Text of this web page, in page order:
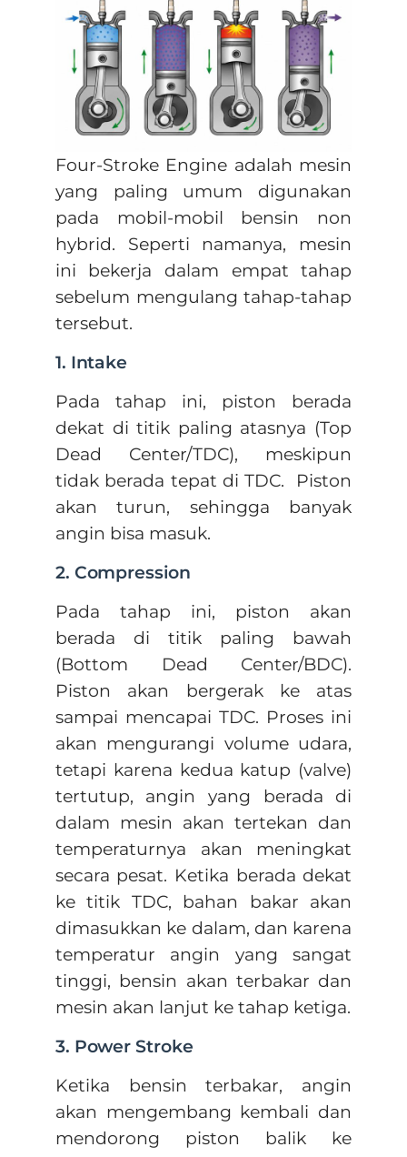
Four-Stroke Engine adalah mesin
yang paling umum digunakan
pada mobil-mobil bensin non
hybrid. Seperti namanya, mesin
ini bekerja dalam empat tahap
sebelum mengulang tahap-tahap
tersebut.
1. Intake
Pada tahap ini, piston berada
dekat di titik paling atasnya (Top
Dead Center/TDC), meskipun
tidak berada tepat di TDC. Piston
akan turun, sehingga banyak
angin bisa masuk.
2. Compression
Pada tahap ini, piston akan
berada di titik paling bawah
(Bottom Dead Center/BDC).
Piston akan bergerak ke atas
sampai mencapai TDC. Proses ini
akan mengurangi volume udara,
tetapi karena kedua katup (valve)
tertutup, angin yang berada di
dalam mesin akan tertekan dan
temperaturnya akan meningkat
secara pesat. Ketika berada dekat
ke titik TDC, bahan bakar akan
dimasukkan ke dalam, dan karena
temperatur angin yang sangat
tinggi, bensin akan terbakar dan
mesin akan lanjut ke tahap ketiga.
3. Power Stroke
Ketika bensin terbakar, angin
akan mengembang kembali dan
mendorong piston balik ke